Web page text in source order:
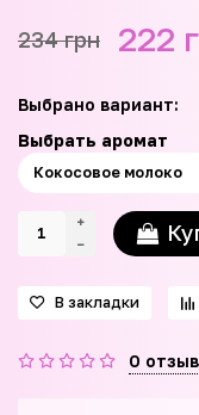
234 грн 222
Выбрано вариант:
Выбрать аромат
В закладки
0